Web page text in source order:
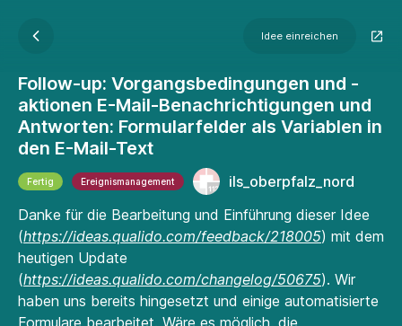
Idee einreichen
Follow-up: Vorgangsbedingungen und -
aktionen E-Mail-Benachrichtigungen und
Antworten: Formularfelder als Variablen in
den E-Mail-Text
Fertig Ereignismanagement
ils_oberpfalz_nord
Danke für die Bearbeitung und Einführung dieser Idee
(https://ideas.qualido.com/feedback/218005) mit dem
heutigen Update
(https://ideas.qualido.com/changelog/50675). Wir
haben uns bereits hingesetzt und einige automatisierte
Formulare bearbeitet. Wäre es möglich, die